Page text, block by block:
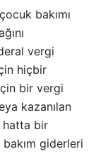
bakımı
vergi
hiçbir
bir vergi
kazanılan
hatta bir
giderleri